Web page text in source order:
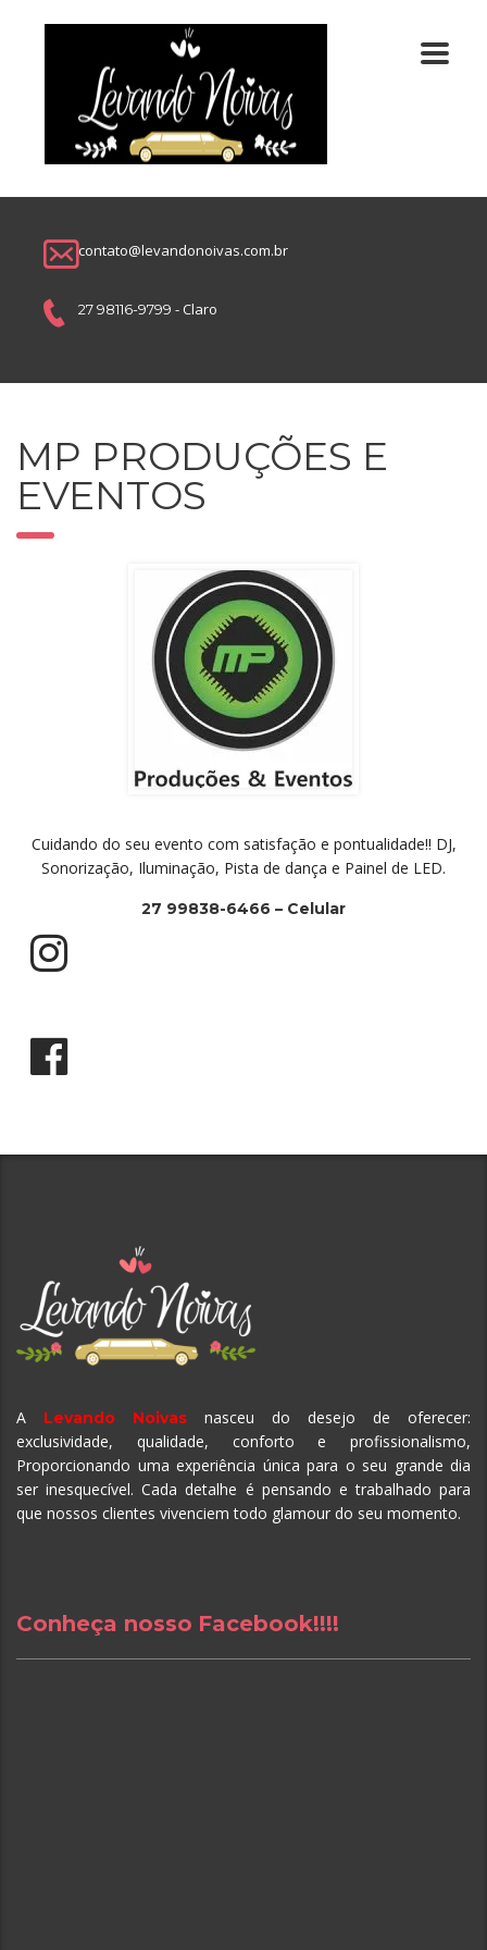
contato@levandonoivas.com.br
27 98116-9799 - Claro
MP PRODUÇÕES E
EVENTOS
Cuidando do seu evento com satisfação e pontualidade!! DJ,
Sonorização, Iluminação, Pista de dança e Painel de LED.
27 99838-6466 – Celular
A Levando Noivas
nasceu do desejo de oferecer:
exclusividade, qualidade, conforto e profissionalismo,
Proporcionando uma experiência única para o seu grande dia
ser inesquecível.Cada detalhe é pensando e trabalhado para
que nossos clientes vivenciem todo glamour do seu momento.
Conheça nosso Facebook!!!!